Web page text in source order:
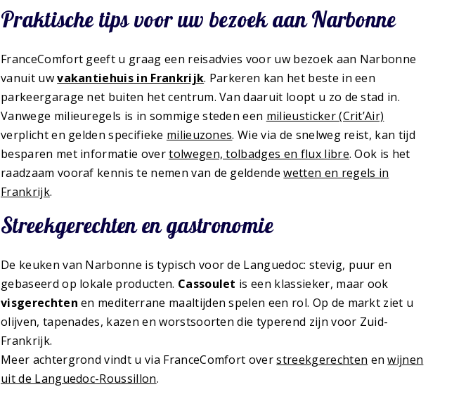
Praktische tips voor uw bezoek aan Narbonne
FranceComfort geeft u graag een reisadvies voor uw bezoek aan Narbonne
vanuit uwvakantiehuis in Frankrijk. Parkeren kan het beste in een
parkeergarage net buiten het centrum. Van daaruit loopt u zo de stad in.
Vanwege milieuregels is in sommige steden een milieusticker (Crit’Air)
verplicht en gelden specifieke milieuzones. Wie via de snelweg reist, kan tijd
besparen met informatie overtolwegen, tolbadges en flux libre. Ook is het
raadzaam vooraf kennis te nemen van de geldendewetten en regels in
Frankrijk.
Streekgerechten en gastronomie
De keuken van Narbonne is typisch voor de Languedoc: stevig, puur en
gebaseerd op lokale producten. Cassoulet is een klassieker, maar ook
visgerechten en mediterrane maaltijden spelen een rol. Op de markt ziet u
olijven, tapenades, kazen en worstsoorten die typerend zijn voor Zuid-
Frankrijk.
Meer achtergrond vindt u via FranceComfort overstreekgerechten enwijnen
uit de Languedoc-Roussillon.